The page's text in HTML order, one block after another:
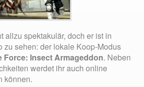
allzu spektakulär, doch er ist in
zu sehen: der lokale Koop-Modus
Force: Insect Armageddon. Neben
werdet ihr auch online
können.